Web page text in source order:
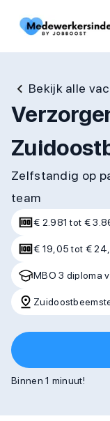
Bekijk alle
Zelfstandig op
team
€ 2.981 tot €
€ 19,05 tot €
MBO 3 diploma
Binnen 1 minuut!